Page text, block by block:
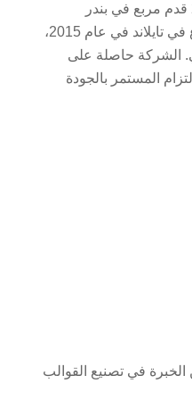
بافتتاح منشأة مساحتها 27,600 قدم مربع في بندر
تكنولوجي كاجانج. وكان لها فرع في تايلاند في عام 2015،
الشركة حاصلة على
9001:2008 مع الالتزام المستمر بالجودة
في تصنيع القوالب